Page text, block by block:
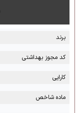
برند
کد مجوز بهداشتی
کارایی
ماده شاخص